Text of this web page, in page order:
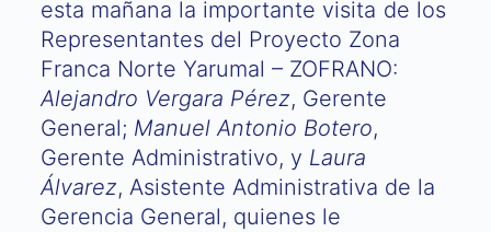
esta mañana la importante visita de los
Representantes del Proyecto Zona
Franca Norte Yarumal – ZOFRANO:
Alejandro Vergara Pérez, Gerente
General; Manuel Antonio Botero,
Gerente Administrativo, y Laura
Álvarez, Asistente Administrativa de la
Gerencia General, quienes le